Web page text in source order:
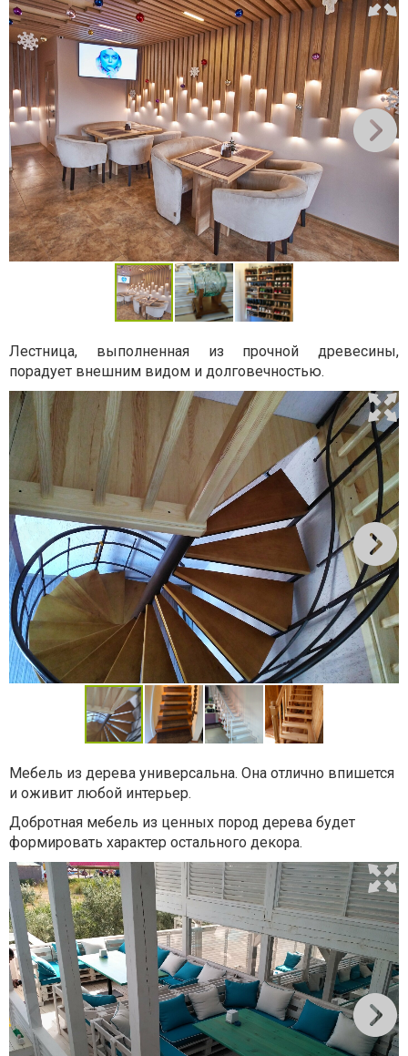
Лестница, выполненная из прочной древесины,
порадует внешним видом и долговечностью.
Мебель из дерева универсальна. Она отлично впишется
и оживит любой интерьер.
Добротная мебель из ценных пород дерева будет
формировать характер остального декора.